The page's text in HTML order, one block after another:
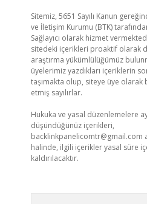
Sitemiz, 5651 Sayılı Kanun
ve İletişim Kurumu (BTK)
Sağlayıcı olarak hizmet
sitedeki içerikleri proaktif olarak
araştırma yükümlülüğümüz
üyelerimiz yazdıkları içeriklerin
taşımakta olup, siteye üye
etmiş sayılırlar.
Hukuka ve yasal düzenlemelere
düşündüğünüz içerikleri,
backlinkpanelicomtr@gmail.com
halinde, ilgili içerikler yasal süre
kaldırılacaktır.